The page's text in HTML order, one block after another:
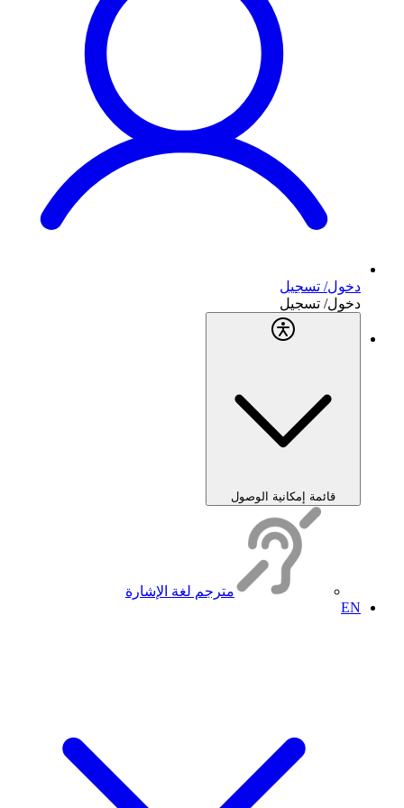
دخول/ تسجيل
دخول/ تسجيل
قائمة إمكانية الوصول
مترجم لغة الإشارة
EN